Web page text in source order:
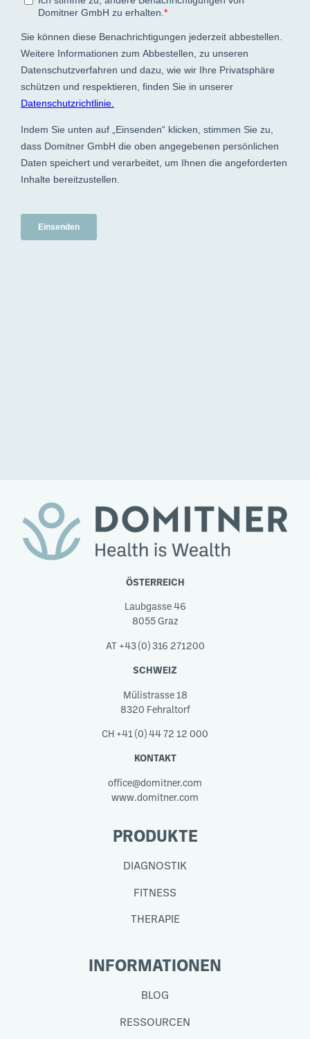
ÖSTERREICH
Laubgasse 46
8055 Graz
AT +43 (0) 316 271200
SCHWEIZ
Mülistrasse 18
8320 Fehraltorf
CH +41 (0) 44 72 12 000
KONTAKT
office@domitner.com
www.domitner.com
PRODUKTE
DIAGNOSTIK
FITNESS
THERAPIE
INFORMATIONEN
BLOG
RESSOURCEN